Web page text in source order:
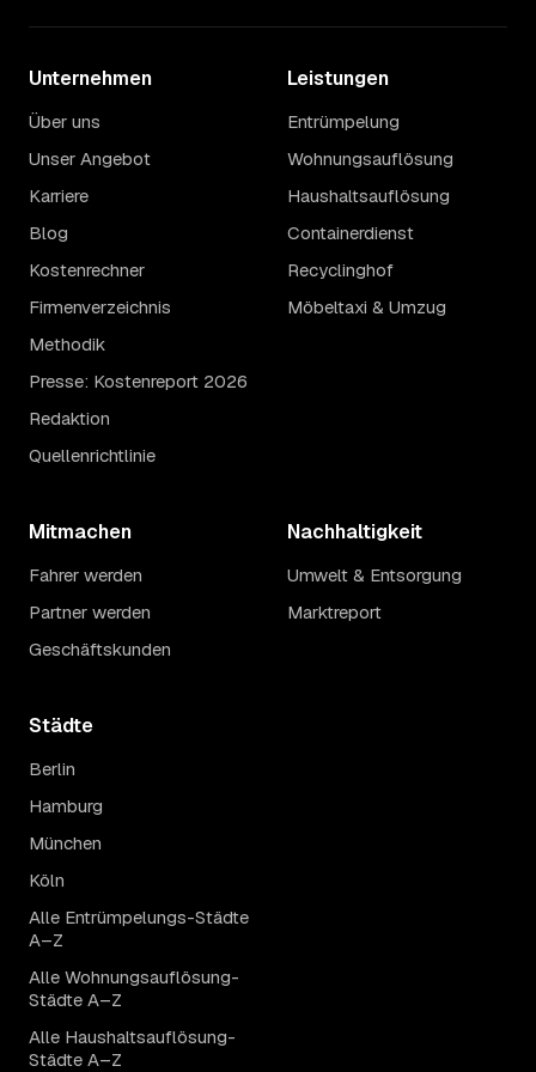
Unternehmen
Über uns
Unser Angebot
Karriere
Blog
Kostenrechner
Firmenverzeichnis
Methodik
Presse: Kostenreport 2026
Redaktion
Quellenrichtlinie
Leistungen
Entrümpelung
Wohnungsauflösung
Haushaltsauflösung
Containerdienst
Recyclinghof
Möbeltaxi & Umzug
Mitmachen
Fahrer werden
Partner werden
Geschäftskunden
Nachhaltigkeit
Umwelt & Entsorgung
Marktreport
Städte
Berlin
Hamburg
München
Köln
Alle Entrümpelungs-Städte
A–Z
Alle Wohnungsauflösung-
Städte A–Z
Alle Haushaltsauflösung-
Städte A–Z